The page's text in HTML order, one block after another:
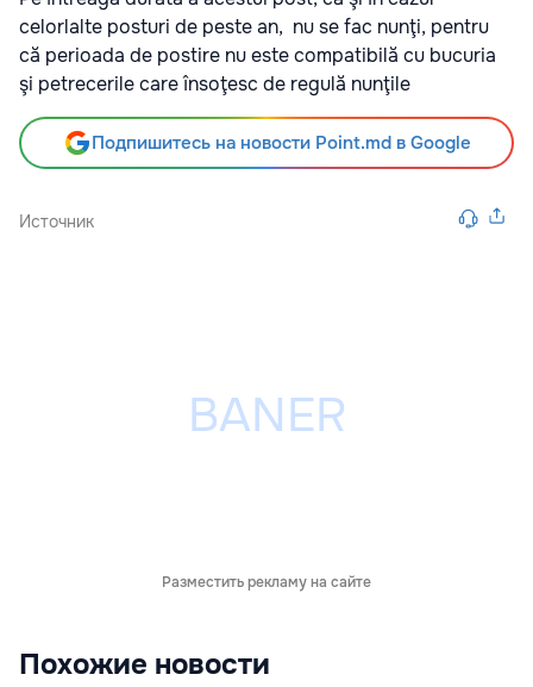
celorlalte posturi de peste an, nu se fac nunţi, pentru
că perioada de postire nu este compatibilă cu bucuria
şi petrecerile care însoţesc de regulă nunţile
Подпишитесь на новости Point.md в Google
Источник
Разместить рекламу на сайте
Похожие новости